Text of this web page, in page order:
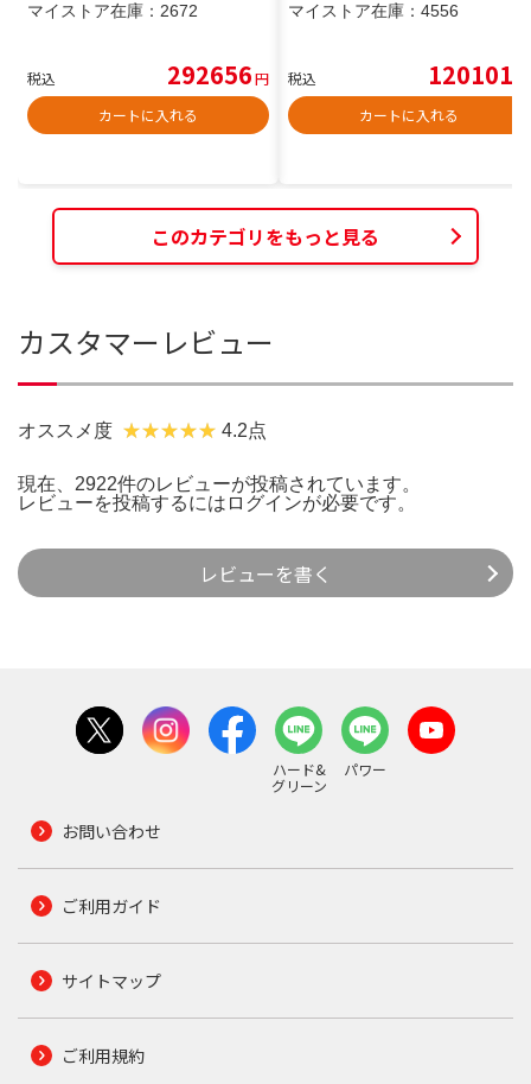
マイストア在庫： 2672
税込 292656円
カートに入れる
マイストア在庫： 4556
税込 120101
カートに入れる
このカテゴリをもっと見る
カスタマーレビュー
オススメ度 4.2点
現在、2922件のレビューが投稿されています。
レビューを投稿するには ログインが必要です。
レビューを書く
ハード&
グリーン
パワー
お問い合わせ
ご利用ガイド
サイトマップ
ご利用規約